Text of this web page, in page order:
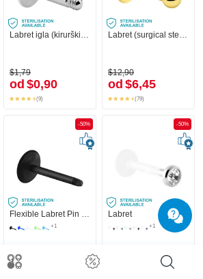
Labret igla (kirurški čelik, srebrna, sjajna završna obrada)
$1,79
od $0,90
(9)
Labret (surgical steel, gold, shiny finish) s Kuglom
$12,90
od $6,45
(79)
-50%
+1
od
-50%
Labret
+1